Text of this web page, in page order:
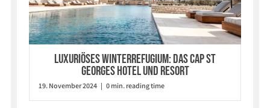
Luxuriöses Winterrefugium: Das Cap St
Georges Hotel und Resort
19. November 2024 | 0 min. reading time